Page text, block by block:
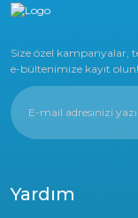
Size özel kampanyalar,
e-bültenimize kayıt olun!
Yardım